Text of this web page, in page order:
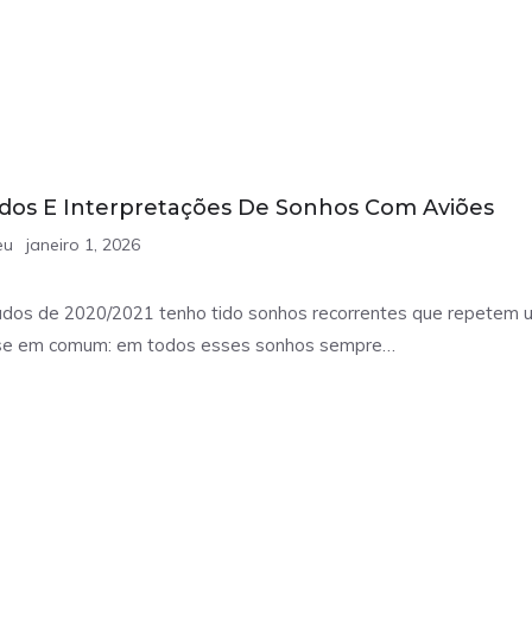
E Interpretações De Sonhos Com Aviões
janeiro 1, 2026
de 2020/2021 tenho tido sonhos recorrentes que repetem
em comum: em todos esses sonhos sempre…